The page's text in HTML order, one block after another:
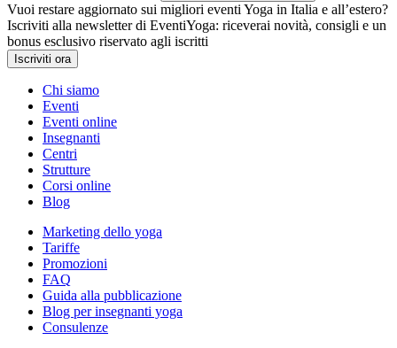
Vuoi restare aggiornato sui migliori eventi Yoga in Italia e all’estero?
Iscriviti alla newsletter di EventiYoga: riceverai novità, consigli e un
bonus esclusivo riservato agli iscritti
Iscriviti ora
Chi siamo
Eventi
Eventi online
Insegnanti
Centri
Strutture
Corsi online
Blog
Marketing dello yoga
Tariffe
Promozioni
FAQ
Guida alla pubblicazione
Blog per insegnanti yoga
Consulenze